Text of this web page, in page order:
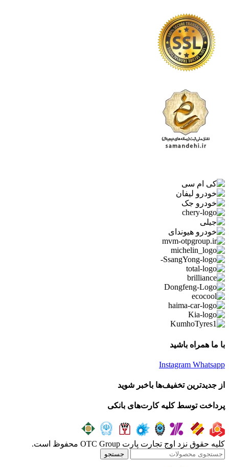
با ما همراه باشید
Instagram Whatsapp
از جدیدترین تخفیف‌ها باخبر شوید
پرداخت توسط کلیه کارت‌های بانکی
کلیه حقوق نزد اوج تجارت پارت OTC Group محفوظ است.
جستجو